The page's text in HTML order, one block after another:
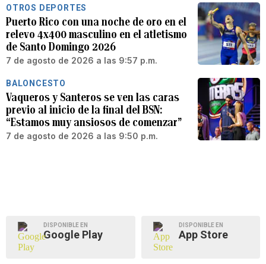
OTROS DEPORTES
Puerto Rico con una noche de oro en el
relevo 4x400 masculino en el atletismo
de Santo Domingo 2026
7 de agosto de 2026 a las 9:57 p.m.
BALONCESTO
Vaqueros y Santeros se ven las caras
previo al inicio de la final del BSN:
“Estamos muy ansiosos de comenzar”
7 de agosto de 2026 a las 9:50 p.m.
DISPONIBLE EN
Google Play
DISPONIBLE EN
App Store